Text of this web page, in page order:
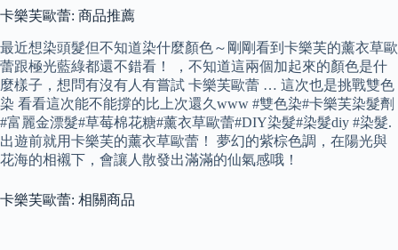
卡樂芙歐蕾: 商品推薦
最近想染頭髮但不知道染什麼顏色～剛剛看到卡樂芙的薰衣草歐
蕾跟極光藍綠都還不錯看！ ，不知道這兩個加起來的顏色是什
麼樣子，想問有沒有人有嘗試 卡樂芙歐蕾 … 這次也是挑戰雙色
染 看看這次能不能撐的比上次還久www #雙色染#卡樂芙染髮劑
#富麗金漂髮#草莓棉花糖#薰衣草歐蕾#DIY染髮#染髮diy #染髮.
出遊前就用卡樂芙的薰衣草歐蕾！ 夢幻的紫棕色調，在陽光與
花海的相襯下，會讓人散發出滿滿的仙氣感哦！
卡樂芙歐蕾: 相關商品